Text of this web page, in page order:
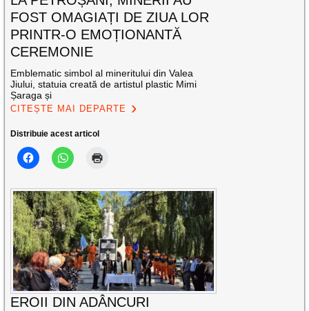
FOST OMAGIAȚI DE ZIUA LOR
PRINTR-O EMOȚIONANTĂ
CEREMONIE
Emblematic simbol al mineritului din Valea
Jiului, statuia creată de artistul plastic Mimi
Șaraga și
CITEȘTE MAI DEPARTE
Distribuie acest articol
EROII DIN ADÂNCURI